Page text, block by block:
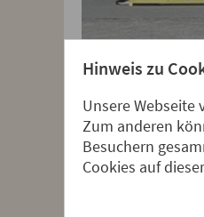
Hinweis zu
Unsere
Zum anderen
Besuchern
Cookies auf